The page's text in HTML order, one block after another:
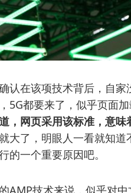
认在该项技术背后，自
5G都要来了，似乎页面
，网页采用该标准，意
大了，明眼人一看就知
的一个重要原因吧。
AMP技术来说，似乎对